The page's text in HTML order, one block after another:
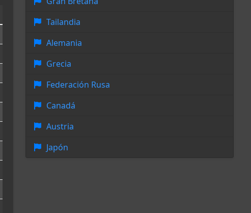
Tailandia
Alemania
Grecia
Federación Rusa
Canadá
Austria
Japón